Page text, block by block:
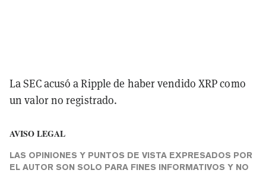
La SEC acusó a Ripple de haber vendido XRP como
un valor no registrado.
AVISO LEGAL
LAS OPINIONES Y PUNTOS DE VISTA EXPRESADOS POR
EL AUTOR SON SOLO PARA FINES INFORMATIVOS Y NO